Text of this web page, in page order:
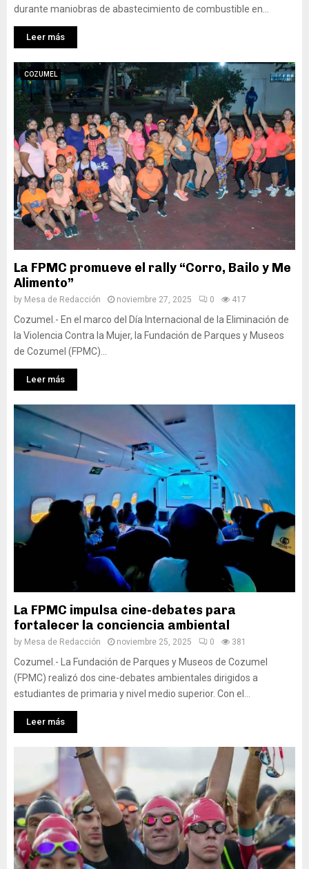
durante maniobras de abastecimiento de combustible en...
Leer más
COZUMEL
La FPMC promueve el rally “Corro, Bailo y Me
Alimento”
by Mesa de Redacción noviembre 27, 2025 0 417
Cozumel.- En el marco del Día Internacional de la Eliminación de
la Violencia Contra la Mujer, la Fundación de Parques y Museos
de Cozumel (FPMC)...
Leer más
La FPMC impulsa cine-debates para
fortalecer la conciencia ambiental
by Mesa de Redacción noviembre 25, 2025 0 381
Cozumel.- La Fundación de Parques y Museos de Cozumel
(FPMC) realizó dos cine-debates ambientales dirigidos a
estudiantes de primaria y nivel medio superior. Con el...
Leer más